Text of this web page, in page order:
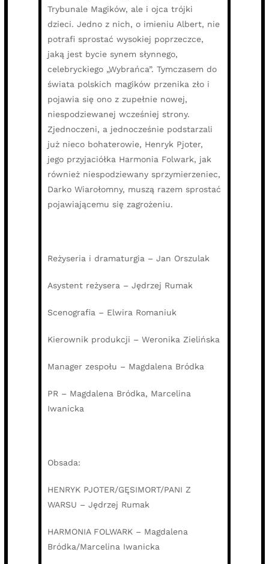
Trybunale Magików, ale i ojca trójki
dzieci. Jedno z nich, o imieniu Albert, nie
potrafi sprostać wysokiej poprzeczce,
jaką jest bycie synem słynnego,
celebryckiego „Wybrańca”. Tymczasem do
świata polskich magików przenika zło i
pojawia się ono z zupełnie nowej,
niespodziewanej wcześniej strony.
Zjednoczeni, a jednocześnie podstarzali
już nieco bohaterowie, Henryk Pjoter,
jego przyjaciółka Harmonia Folwark, jak
również niespodziewany sprzymierzeniec,
Darko Wiarołomny, muszą razem sprostać
pojawiającemu się zagrożeniu.
Reżyseria i dramaturgia – Jan Orszulak
Asystent reżysera – Jędrzej Rumak
Scenografia – Elwira Romaniuk
Kierownik produkcji – Weronika Zielińska
Manager zespołu – Magdalena Bródka
PR – Magdalena Bródka, Marcelina
Iwanicka
Obsada:
HENRYK PJOTER/GĘSIMORT/PANI Z
WARSU – Jędrzej Rumak
HARMONIA FOLWARK – Magdalena
Bródka/Marcelina Iwanicka